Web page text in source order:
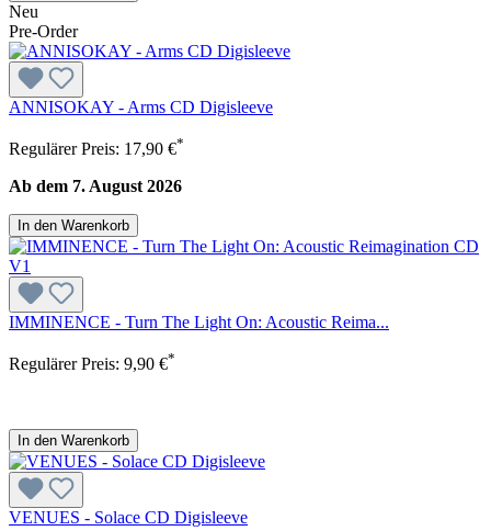
Neu
Pre-Order
ANNISOKAY - Arms CD Digisleeve
Regulärer Preis: 17,90 €*
Ab dem 7. August 2026
In den Warenkorb
IMMINENCE - Turn The Light On: Acoustic Reima...
Regulärer Preis: 9,90 €*
In den Warenkorb
VENUES - Solace CD Digisleeve